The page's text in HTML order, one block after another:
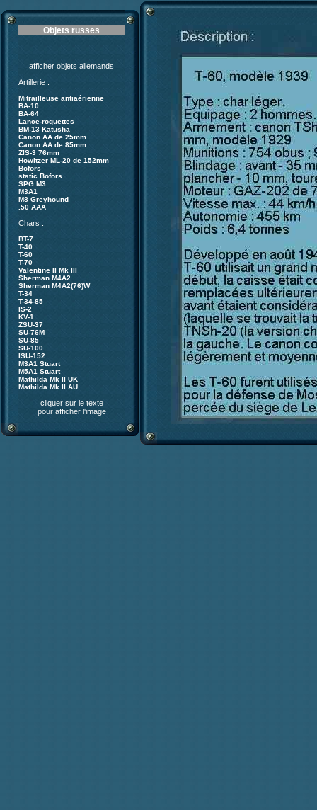
Objets russes
afficher objets allemands
Artillerie :
Mitrailleuse antiaérienne
BA-10
BA-64
Lance-roquettes
BM-13 Katusha
Canon AA de 25mm
Canon AA de 85mm
ZIS-3 76mm
Howitzer ML-20 de 152mm
Bofors
static Bofors
SPG M3
M3A1
M8 Greyhound
.50 AAA
Chars :
BT-7
T-40
T-60
T-70
Valentine II Mk III
Sherman M4A2
Sherman M4A2(76)W
T-34
T-34-85
IS-2
KV-1
ZSU-37
SU-76M
SU-85
SU-100
ISU-152
M3A1 Stuart
M5A1 Stuart
Mathilda Mk II UK
Mathilda Mk II AU
cliquer sur le texte
pour afficher l'image